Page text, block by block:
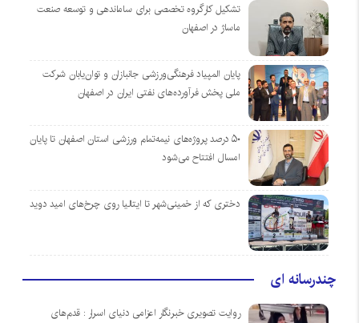
تشکیل کارگروه تخصصی برای ساماندهی و توسعه صنعت
ماساژ در اصفهان
پایان المپیاد فرهنگی‌ورزشی جانبازان و توان‌یابان شرکت
ملی پخش فرآورده‌های نفتی ایران در اصفهان
۵۰ درصد پروژه‌های نیمه‌تمام ورزشی استان اصفهان تا پایان
امسال افتتاح می‌شود
دختری که از خمینی‌شهر تا ایتالیا روی چرخ‌های امید دوید
چندرسانه ای
روایت تصویری خبرنگار اعزامی دنیای اسرار : قدم‌های